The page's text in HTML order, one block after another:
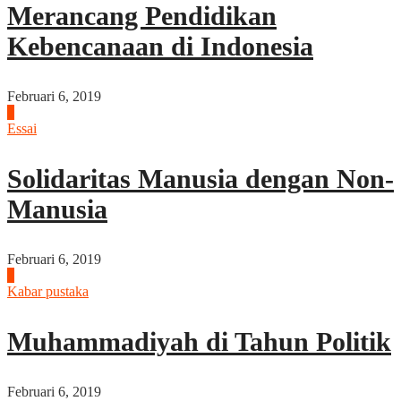
Merancang Pendidikan
Kebencanaan di Indonesia
Februari 6, 2019
Essai
Solidaritas Manusia dengan Non-
Manusia
Februari 6, 2019
Kabar pustaka
Muhammadiyah di Tahun Politik
Februari 6, 2019